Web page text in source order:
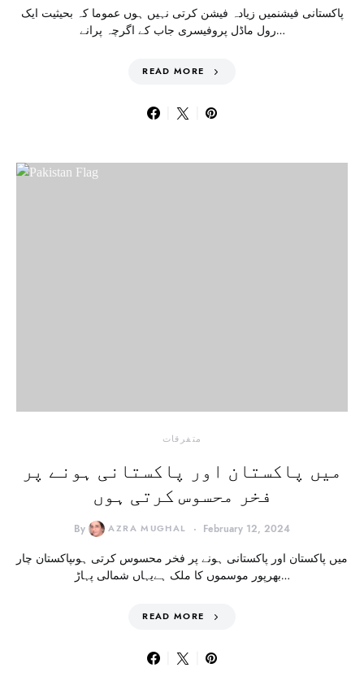
پاکستانی فیشنمیں زیادہ فیشن کرتی نہیں ہوں عموما کہ بحیثیت ایک
رول ماڈل پروفیسری جاب کے اگرچہ پرانے…
READ MORE
متفرقات
میں پاکستان اور پاکستانی ہونے پر
فخر محسوس کرتی ہوں
By AZRA MUGHAL February 12, 2024
میں پاکستان اور پاکستانی ہونے پر فخر محسوس کرتی ہوںپاکستان چار
بھرپور موسموں کا ملک ہےیہاں شمالی پہاڑ…
READ MORE